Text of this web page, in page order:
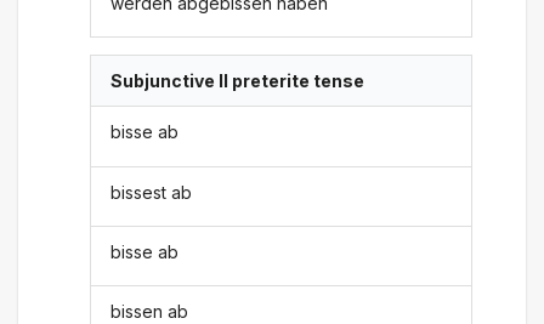
Subjunctive II preterite tense
bisse ab
bissest ab
bisse ab
bissen ab